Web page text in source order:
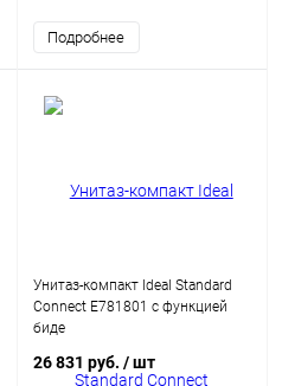
Подробнее
Унитаз-компакт Ideal Standard
Connect E781801 с функцией
биде
26 831 руб. / шт